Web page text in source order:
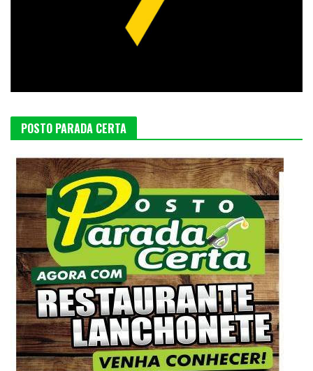
POSTO PARADA CERTA